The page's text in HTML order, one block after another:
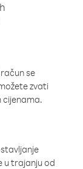
se
zvati
cijenama.
u trajanju od